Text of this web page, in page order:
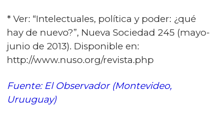
* Ver: “Intelectuales, política y poder: ¿qué
hay de nuevo?”, Nueva Sociedad 245 (mayo-
junio de 2013). Disponible en:
http://www.nuso.org/revista.php
Fuente: El Observador (Montevideo,
Uruuguay)